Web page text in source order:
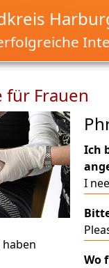
für Frauen
Ich
I
Wo